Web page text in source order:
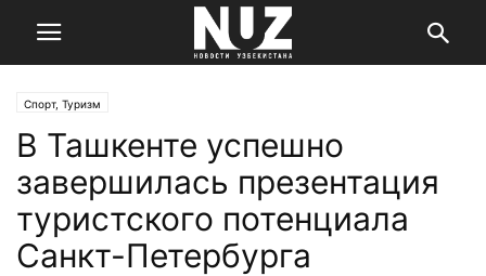
Спорт, Туризм
В Ташкенте успешно
завершилась презентация
туристского потенциала
Санкт-Петербурга